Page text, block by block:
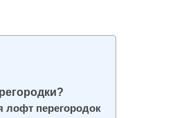
лофт перегородок